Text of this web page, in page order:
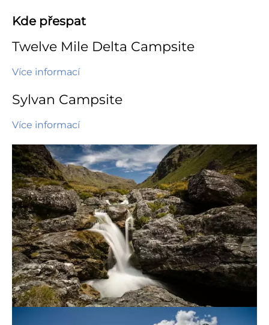
Kde přespat
Twelve Mile Delta Campsite
Více informací
Sylvan Campsite
Více informací